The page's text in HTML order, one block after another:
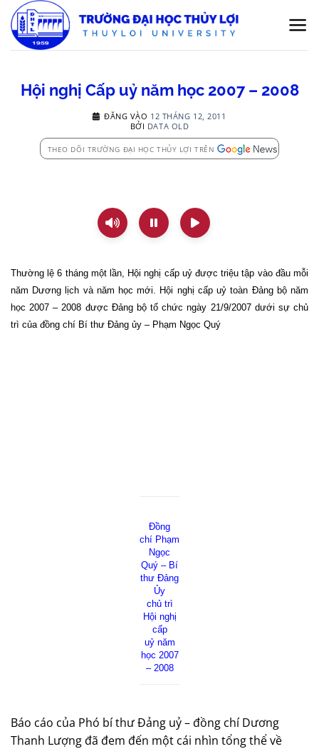
qua
nội
Hội nghị Cấp uỷ năm học 2007 – 2008
ĐĂNG VÀO 12 THÁNG 12, 2011
BỞI DATA OLD
THEO DÕI TRƯỜNG ĐẠI HỌC THỦY LỢI TRÊN
Thường lệ 6 tháng một lần, Hội nghị cấp uỷ được triệu tập vào đầu mỗi
năm Dương lịch và năm học mới. Hội nghị cấp uỷ toàn Đảng bộ năm
học 2007 – 2008 được Đảng bộ tổ chức ngày 21/9/2007dưới sự chủ
trì của đồng chí Bí thư Đảng ủy – Phạm Ngọc Quý
Đồng
chí Phạm
Ngọc
Quý – Bí
thư Đảng
Ủy
chủ trì
Hội nghị
cấp
uỷ năm
học 2007
– 2008
Báo cáo của Phó bí thư Đảng uỷ – đồng chí Dương
Thanh Lượng đã đem đến một cái nhìn tổng thể về